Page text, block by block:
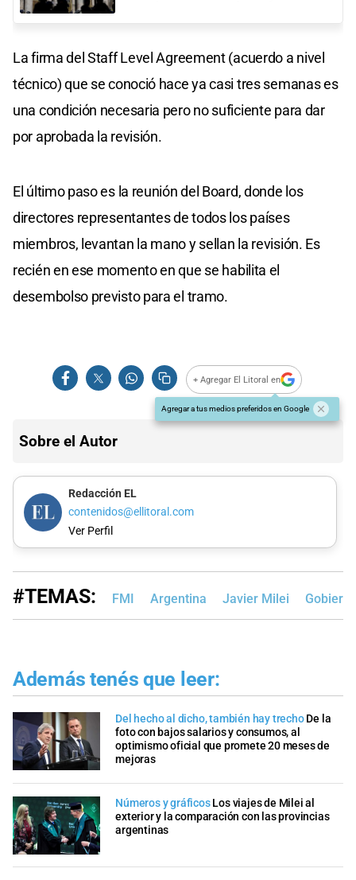
La firma del Staff Level Agreement (acuerdo a nivel
técnico) que se conoció hace ya casi tres semanas es
una condición necesaria pero no suficiente para dar
por aprobada la revisión.
El último paso es la reunión del Board, donde los
directores representantes de todos los países
miembros, levantan la mano y sellan la revisión. Es
recién en ese momento en que se habilita el
desembolso previsto para el tramo.
+ Agregar El Litoral en
Agregar a tus medios preferidos en Google
Sobre el Autor
Redacción EL
contenidos@ellitoral.com
Ver Perfil
#TEMAS: FMI Argentina Javier Milei
Además tenés que leer:
Del hecho al dicho, también hay trecho De la
foto con bajos salarios y consumos, al
optimismo oficial que promete 20 meses de
mejoras
Números y gráficos Los viajes de Milei al
exterior y la comparación con las provincias
argentinas